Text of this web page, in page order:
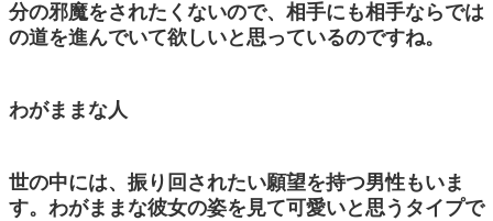
分の邪魔をされたくないので、相手にも相手ならでは
の道を進んでいて欲しいと思っているのですね。
わがままな人
世の中には、振り回されたい願望を持つ男性もいま
す。わがままな彼女の姿を見て可愛いと思うタイプで